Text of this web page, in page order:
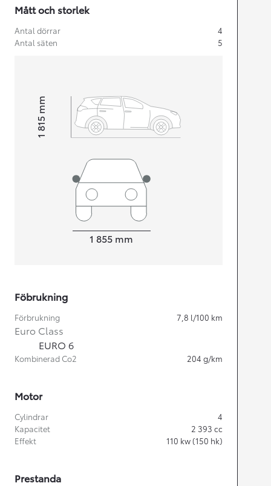
Mått och storlek
Antal dörrar
4
Antal säten
5
Height1 815
mm
1 855 mm
Föbrukning
Förbrukning 7,8 l/100 km
Euro Class
EURO 6
Kombinerad Co2 204 g/km
Motor
Cylindrar
4
Kapacitet
2 393 cc
Effekt
110 kw (150 hk)
Prestanda